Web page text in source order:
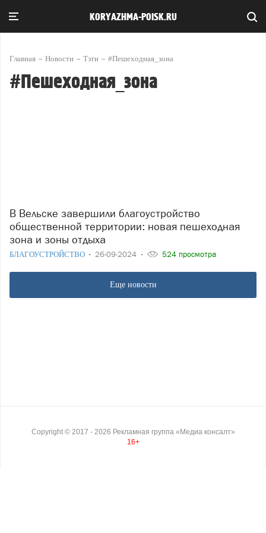
KORYAZHMA-POISK.RU
Главная Новости Тэги #Пешеходная_зона
#Пешеходная_зона
В Вельске завершили благоустройство
общественной территории: новая пешеходная
зона и зоны отдыха
БЛАГОУСТРОЙСТВО 26-09-2024 524 просмотра
Еще новости
Copyright © 2017 - 2026 Рекламная группа «Медиа консалт»
16+